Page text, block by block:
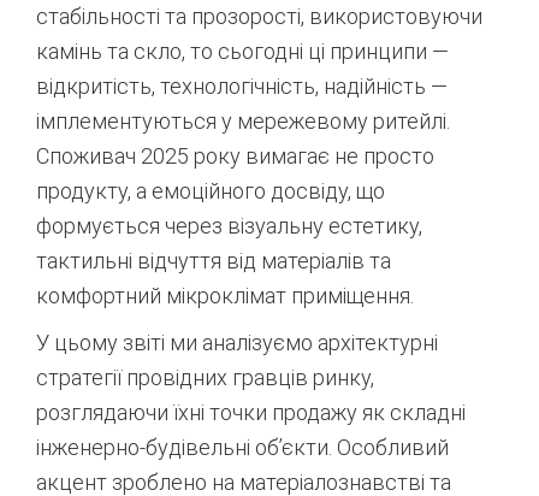
стабільності та прозорості, використовуючи
камінь та скло, то сьогодні ці принципи —
відкритість, технологічність, надійність —
імплементуються у мережевому ритейлі.
Споживач 2025 року вимагає не просто
продукту, а емоційного досвіду, що
формується через візуальну естетику,
тактильні відчуття від матеріалів та
комфортний мікроклімат приміщення.
У цьому звіті ми аналізуємо архітектурні
стратегії провідних гравців ринку,
розглядаючи їхні точки продажу як складні
інженерно-будівельні об’єкти. Особливий
акцент зроблено на матеріалознавстві та